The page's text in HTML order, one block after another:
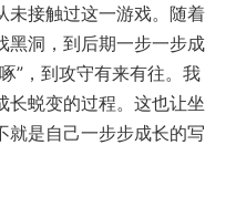
未接触过这一游戏。随着
黑洞，到后期一步一步成
”，到攻守有来有往。我
长蜕变的过程。这也让坐
就是自己一步步成长的写